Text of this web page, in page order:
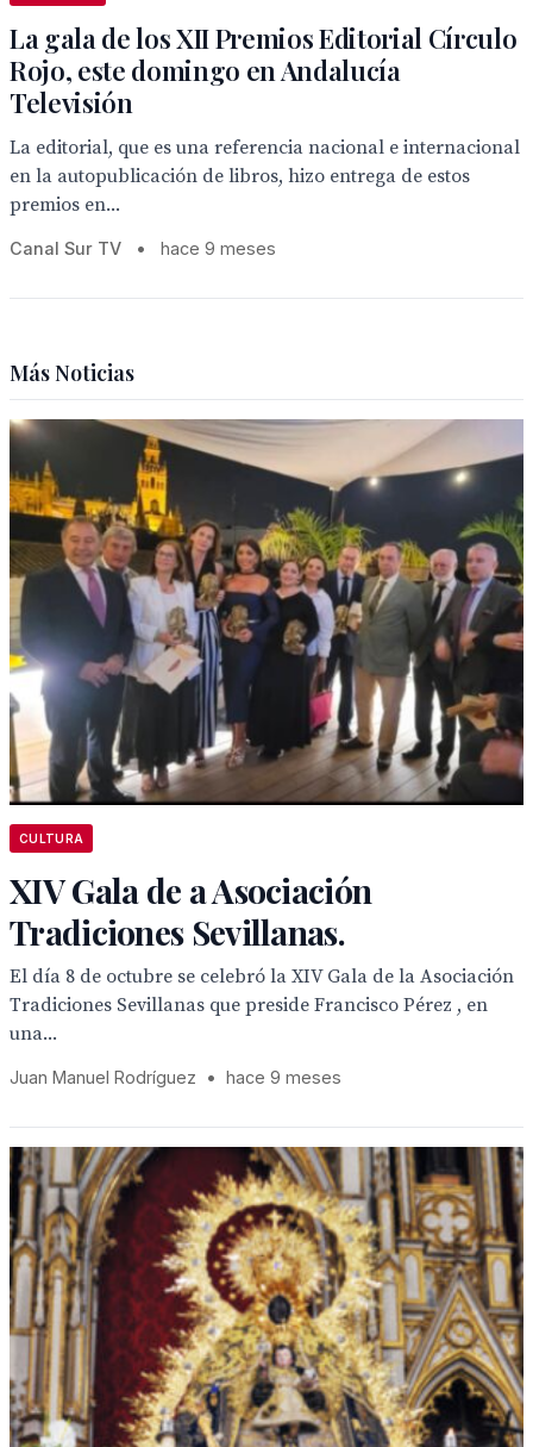
La gala de los XII Premios Editorial Círculo
Rojo, este domingo en Andalucía
Televisión
La editorial, que es una referencia nacional e internacional
en la autopublicación de libros, hizo entrega de estos
premios en...
Canal Sur TV • hace 9 meses
Más Noticias
CULTURA
XIV Gala de a Asociación
Tradiciones Sevillanas.
El día 8 de octubre se celebró la XIV Gala de la Asociación
Tradiciones Sevillanas que preside Francisco Pérez , en
una...
Juan Manuel Rodríguez • hace 9 meses